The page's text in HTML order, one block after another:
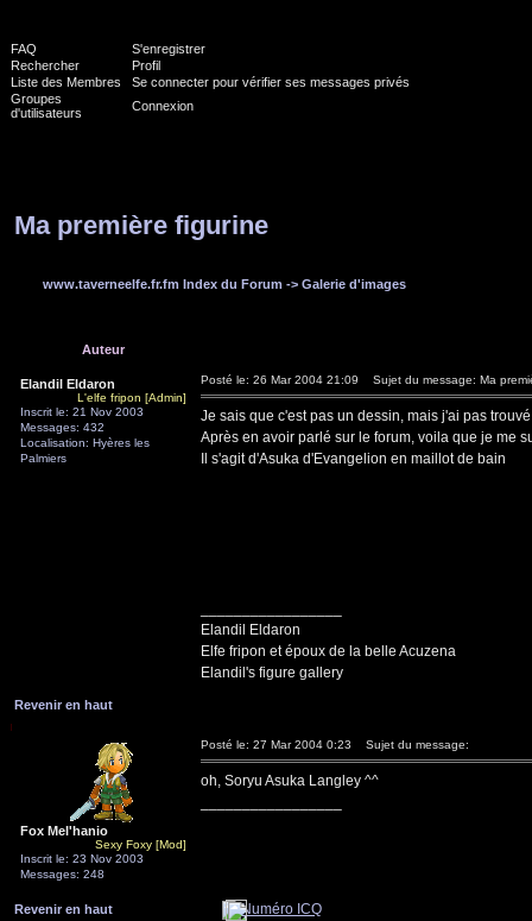
FAQ
S'enregistrer
Rechercher
Profil
Liste des Membres
Se connecter pour vérifier ses messages privés
Groupes
d'utilisateurs
Connexion
Ma première figurine
www.taverneelfe.fr.fm Index du Forum -> Galerie d'images
Auteur
Elandil Eldaron
L'elfe fripon [Admin]
Inscrit le: 21 Nov 2003
Messages: 432
Localisation: Hyères les
Palmiers
Posté le: 26 Mar 2004 21:09 Sujet du message: Ma
Je sais que c'est pas un dessin, mais j'ai pas
Après en avoir parlé sur le forum, voila que je me
Il s'agit d'Asuka d'Evangelion en maillot de bain
Elandil Eldaron
Elfe fripon et époux de la belle Acuzena
Elandil's figure gallery
Revenir en haut
Fox Mel'hanio
Sexy Foxy [Mod]
Inscrit le: 23 Nov 2003
Messages: 248
Posté le: 27 Mar 2004 0:23 Sujet du message:
oh, Soryu Asuka Langley ^^
Revenir en haut